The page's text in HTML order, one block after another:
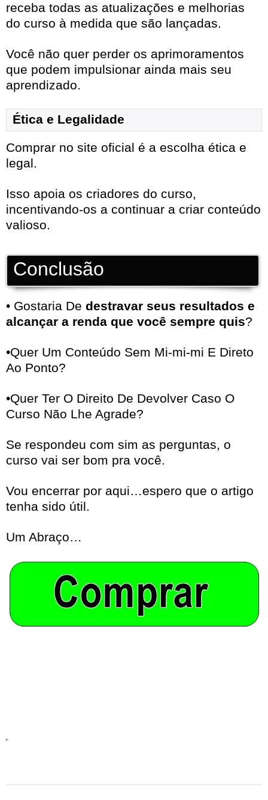
receba todas as atualizações e melhorias
do curso à medida que são lançadas.
Você não quer perder os aprimoramentos
que podem impulsionar ainda mais seu
aprendizado.
Ética e Legalidade
Comprar no site oficial é a escolha ética e
legal.
Isso apoia os criadores do curso,
incentivando-os a continuar a criar conteúdo
valioso.
Conclusão
• Gostaria De destravar seus resultados e
alcançar a renda que você sempre quis?
•Quer Um Conteúdo Sem Mi-mi-mi E Direto
Ao Ponto?
•Quer Ter O Direito De Devolver Caso O
Curso Não Lhe Agrade?
Se respondeu com sim as perguntas, o
curso vai ser bom pra você.
Vou encerrar por aqui…espero que o artigo
tenha sido útil.
Um Abraço…